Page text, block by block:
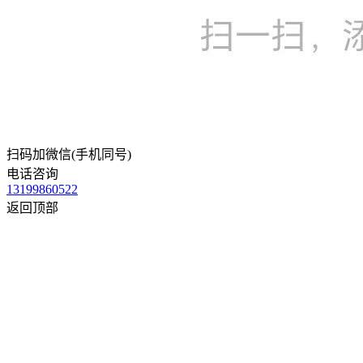
扫码加微信(手机同号)
电话咨询
13199860522
返回顶部